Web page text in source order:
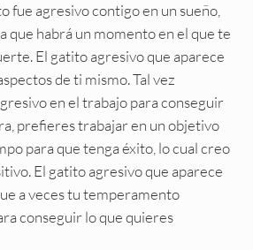
fue agresivo contigo en un sueño,
que habrá un momento en el que te
El gatito agresivo que aparece
de ti mismo. Tal vez
en el trabajo para conseguir
prefieres trabajar en un objetivo
para que tenga éxito, lo cual creo
El gatito agresivo que aparece
a veces tu temperamento
conseguir lo que quieres